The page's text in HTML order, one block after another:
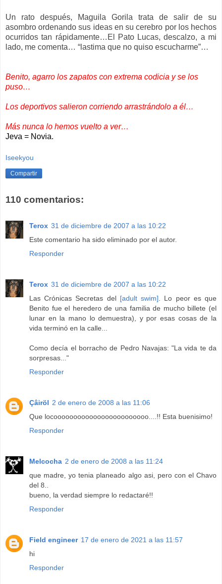
Un rato después, Maguila Gorila trata de salir de su
asombro ordenando sus ideas en su cerebro por los hechos
ocurridos tan rápidamente…El Pato Lucas, descalzo, a mi
lado, me comenta… “lastima que no quiso escucharme”…
Benito, agarro los zapatos con extrema codicia y se los
puso…
Los deportivos salieron corriendo arrastrándolo a él…
Más nunca lo hemos vuelto a ver…
Jeva = Novia.
Iseekyou
Compartir
110 comentarios:
Terox 31 de diciembre de 2007 a las 10:22
Este comentario ha sido eliminado por el autor.
Responder
Terox 31 de diciembre de 2007 a las 10:22
Las Crónicas Secretas del [adult swim] . Lo peor es que
Benito fue el heredero de una familia de mucho billete (el
lunar en la mano lo demuestra), y por esas cosas de la
vida terminó en la calle...
Como decía el borracho de Pedro Navajas: "La vida te da
sorpresas..."
Responder
Çâiröl 2 de enero de 2008 a las 11:06
Que locoooooooooooooooooooooooo....!! Esta buenisimo!
Responder
Melcocha 2 de enero de 2008 a las 11:24
que madre, yo tenia planeado algo asi, pero con el Chavo
del 8..
bueno, la verdad siempre lo redactaré!!
Responder
Field engineer 17 de enero de 2021 a las 11:57
hi
Responder